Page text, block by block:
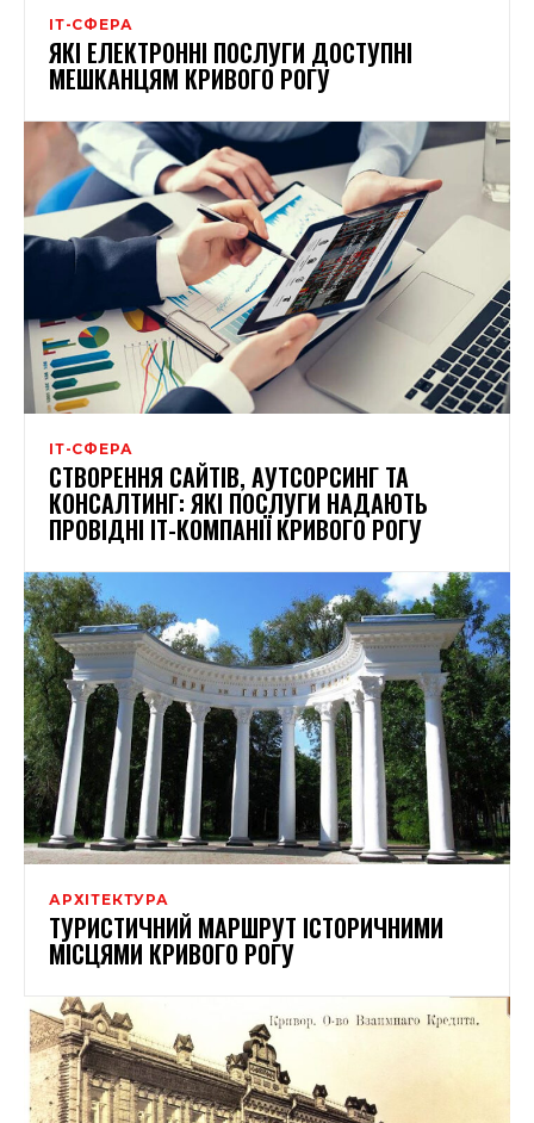
ІТ-СФЕРА
ЯКІ ЕЛЕКТРОННІ ПОСЛУГИ ДОСТУПНІ
МЕШКАНЦЯМ КРИВОГО РОГУ
ІТ-СФЕРА
СТВОРЕННЯ САЙТІВ, АУТСОРСИНГ ТА
КОНСАЛТИНГ: ЯКІ ПОСЛУГИ НАДАЮТЬ
ПРОВІДНІ ІТ-КОМПАНІЇ КРИВОГО РОГУ
АРХІТЕКТУРА
ТУРИСТИЧНИЙ МАРШРУТ ІСТОРИЧНИМИ
МІСЦЯМИ КРИВОГО РОГУ